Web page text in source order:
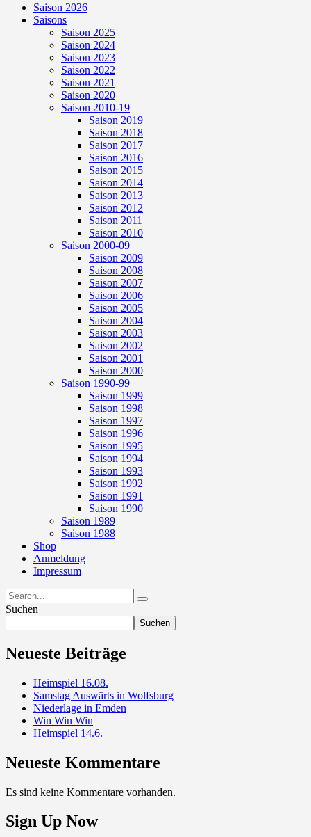
Saison 2026
Saisons
Saison 2025
Saison 2024
Saison 2023
Saison 2022
Saison 2021
Saison 2020
Saison 2010-19
Saison 2019
Saison 2018
Saison 2017
Saison 2016
Saison 2015
Saison 2014
Saison 2013
Saison 2012
Saison 2011
Saison 2010
Saison 2000-09
Saison 2009
Saison 2008
Saison 2007
Saison 2006
Saison 2005
Saison 2004
Saison 2003
Saison 2002
Saison 2001
Saison 2000
Saison 1990-99
Saison 1999
Saison 1998
Saison 1997
Saison 1996
Saison 1995
Saison 1994
Saison 1993
Saison 1992
Saison 1991
Saison 1990
Saison 1989
Saison 1988
Shop
Anmeldung
Impressum
Suchen
Suchen
Neueste Beiträge
Heimspiel 16.08.
Samstag Auswärts in Wolfsburg
Niederlage in Emden
Win Win Win
Heimspiel 14.6.
Neueste Kommentare
Es sind keine Kommentare vorhanden.
Sign Up Now